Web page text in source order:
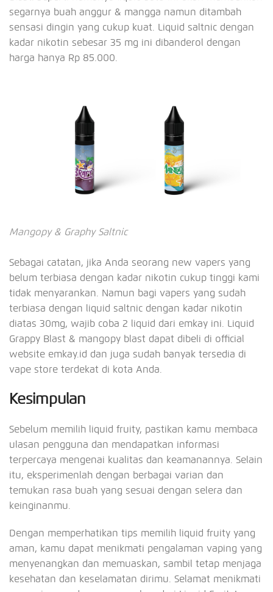
segarnya buah anggur & mangga namun ditambah
sensasi dingin yang cukup kuat. Liquid saltnic dengan
kadar nikotin sebesar 35 mg ini dibanderol dengan
harga hanya Rp 85.000.
Mangopy & Graphy Saltnic
Sebagai catatan, jika Anda seorang new vapers yang
belum terbiasa dengan kadar nikotin cukup tinggi kami
tidak menyarankan. Namun bagi vapers yang sudah
terbiasa dengan liquid saltnic dengan kadar nikotin
diatas 30mg, wajib coba 2 liquid dari emkay ini. Liquid
Grappy Blast & mangopy blast dapat dibeli di official
website emkay.id dan juga sudah banyak tersedia di
vape store terdekat di kota Anda.
Kesimpulan
Sebelum memilih liquid fruity, pastikan kamu membaca
ulasan pengguna dan mendapatkan informasi
terpercaya mengenai kualitas dan keamanannya. Selain
itu, eksperimenlah dengan berbagai varian dan
temukan rasa buah yang sesuai dengan selera dan
keinginanmu.
Dengan memperhatikan tips memilih liquid fruity yang
aman, kamu dapat menikmati pengalaman vaping yang
menyenangkan dan memuaskan, sambil tetap menjaga
kesehatan dan keselamatan dirimu. Selamat menikmati